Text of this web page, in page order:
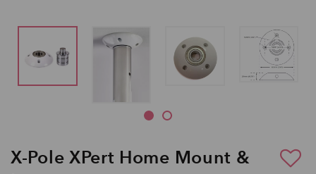
X-Pole XPert Home Mount &